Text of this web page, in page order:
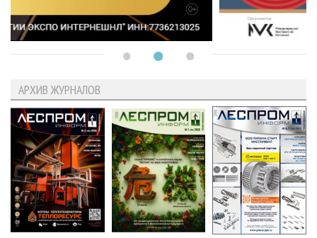
АРХИВ ЖУРНАЛОВ